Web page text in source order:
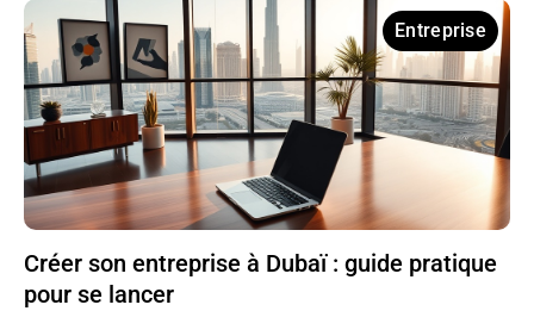
Entreprise
Créer son entreprise à Dubaï : guide pratique
pour se lancer